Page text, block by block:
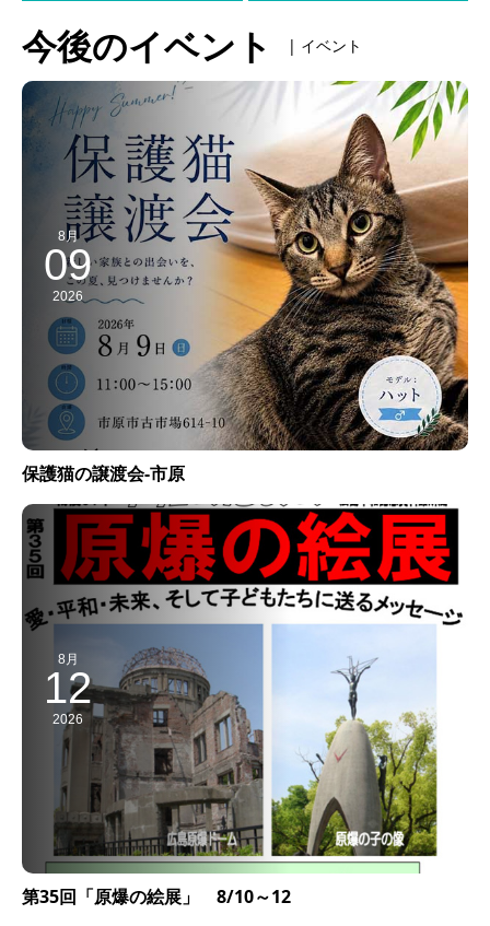
今後のイベント | イベント
8月
09
2026
保護猫の譲渡会-市原
8月
12
2026
第35回「原爆の絵展」 8/10～12